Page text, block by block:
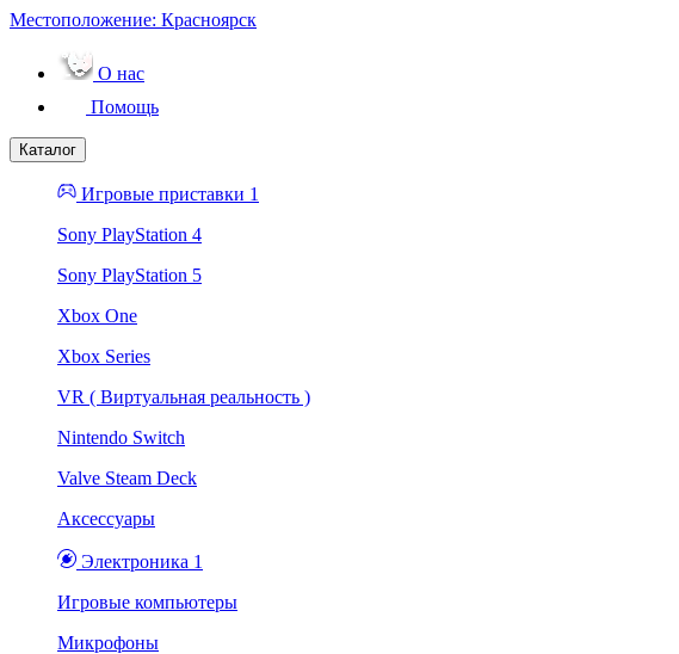
Местоположение: Красноярск
О нас
Помощь
Каталог
Игровые приставки 1
Sony PlayStation 4
Sony PlayStation 5
Xbox One
Xbox Series
VR ( Виртуальная реальность )
Nintendo Switch
Valve Steam Deck
Аксессуары
Электроника 1
Игровые компьютеры
Микрофоны